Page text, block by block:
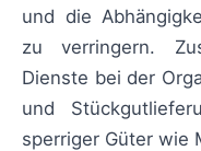
und die
zu verringern.
Dienste bei der
und
sperriger Güter wie